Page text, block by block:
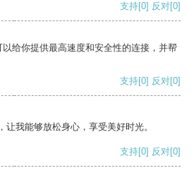
支持[0] 反对[0]
给你提供最高速度和安全性的连接，并帮
支持[0] 反对[0]
让我能够放松身心，享受美好时光。
支持[0] 反对[0]